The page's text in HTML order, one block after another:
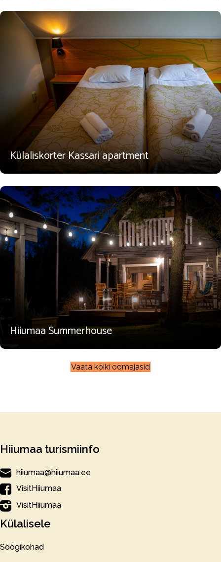
Külaliskorter Kassari apartment
Hiiumaa Summerhouse
Vaata kõiki öömajasid
Hiiumaa turismiinfo
hiiumaa@hiiumaa.ee
VisitHiiumaa
VisitHiiumaa
Külalisele
Söögikohad